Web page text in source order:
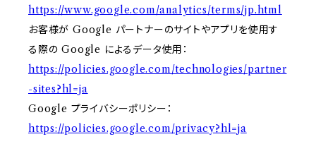
https://www.google.com/analytics/terms/jp.html
お客様が Google パートナーのサイトやアプリを使用す
る際の Google によるデータ使用：
https://policies.google.com/technologies/partner
-sites?hl=ja
Google プライバシーポリシー：
https://policies.google.com/privacy?hl=ja